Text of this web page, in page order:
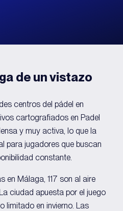
de un vistazo
centros del pádel en
cartografiados en Padel
y muy activa, lo que la
para jugadores que buscan
constante.
en Málaga, 117 son al aire
ciudad apuesta por el juego
limitado en invierno. Las